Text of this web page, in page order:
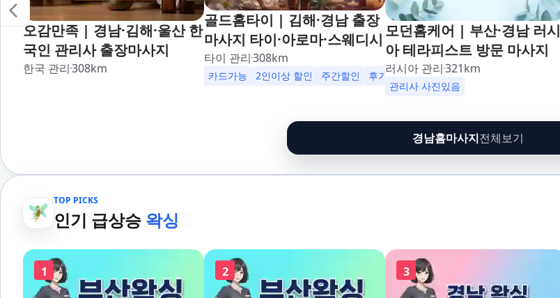
오감만족 | 경남·김해·울산 한
국인 관리사 출장마사지
한국 관리308km
골드홈타이 | 김해·경남 출장
마사지 타이·아로마·스웨디시
타이 관리308km
카드가능 2인이상 할인 주간할인 후기할인 생일할인 군인할인
모던홈케어 | 부산·경남 러시
아 테라피스트 방문 마사지
러시아 관리321km
관리사 사진있음
경남홈마사지전체보기
TOP PICKS
인기 급상승 왁싱
1 2 3